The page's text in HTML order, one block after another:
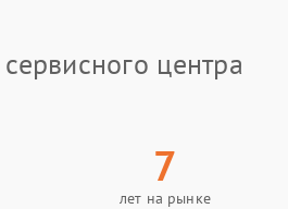
центра
7
лет на рынке